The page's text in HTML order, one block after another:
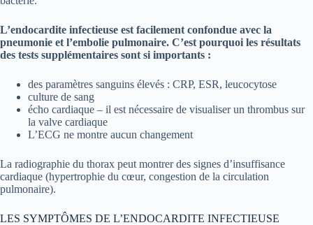
L’endocardite infectieuse est facilement confondue avec la
pneumonie et l’embolie pulmonaire. C’est pourquoi les résultats
des tests supplémentaires sont si importants :
des paramètres sanguins élevés : CRP, ESR, leucocytose
culture de sang
écho cardiaque – il est nécessaire de visualiser un thrombus sur
la valve cardiaque
L’ECG ne montre aucun changement
La radiographie du thorax peut montrer des signes d’insuffisance
cardiaque (hypertrophie du cœur, congestion de la circulation
pulmonaire).
LES SYMPTÔMES DE L’ENDOCARDITE INFECTIEUSE